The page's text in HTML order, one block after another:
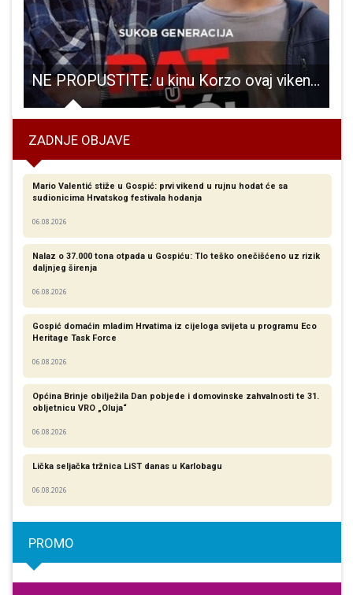
NE PROPUSTITE: u kinu Korzo ovaj vikend komedija “Rat u kući”!
ZADNJE OBJAVE
Mario Valentić stiže u Gospić: prvi vikend u rujnu hodat će sa
sudionicima Hrvatskog festivala hodanja
06.08.2026
Nalaz o 37.000 tona otpada u Gospiću: Tlo teško onečišćeno uz rizik
daljnjeg širenja
06.08.2026
Gospić domaćin mladim Hrvatima iz cijeloga svijeta u programu Eco
Heritage Task Force
06.08.2026
Općina Brinje obilježila Dan pobjede i domovinske zahvalnosti te 31.
obljetnicu VRO „Oluja“
06.08.2026
Lička seljačka tržnica LiST danas u Karlobagu
06.08.2026
PROMO